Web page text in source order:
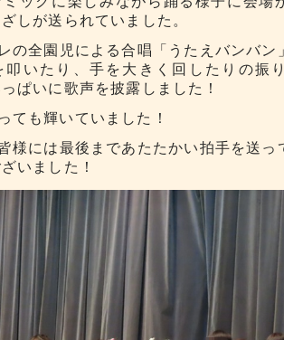
しが送られていました。
の全園児による合唱「うたえバンバン
叩いたり、手を大きく回したりの振
ぱいに歌声を披露しました！
ても輝いていました！
様には最後まであたたかい拍手を送っ
いました！